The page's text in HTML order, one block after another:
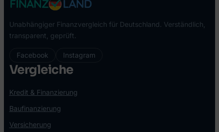
Unabhängiger Finanzvergleich für Deutschland. Verständlich,
transparent, geprüft.
Facebook Instagram
Vergleiche
Kredit & Finanzierung
Baufinanzierung
Versicherung